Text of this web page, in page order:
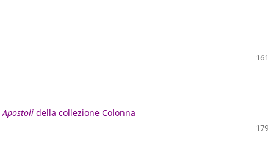
Apostoli della collezione Colonna